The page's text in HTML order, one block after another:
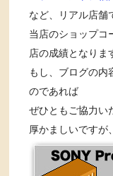
など、リアル店舗
当店のショップコ
店の成績となりま
もし、ブログの内
のであれば
ぜひともご協力
厚かましいですが